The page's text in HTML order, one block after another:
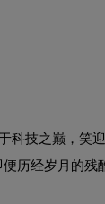
技之巅，
历经岁月的残